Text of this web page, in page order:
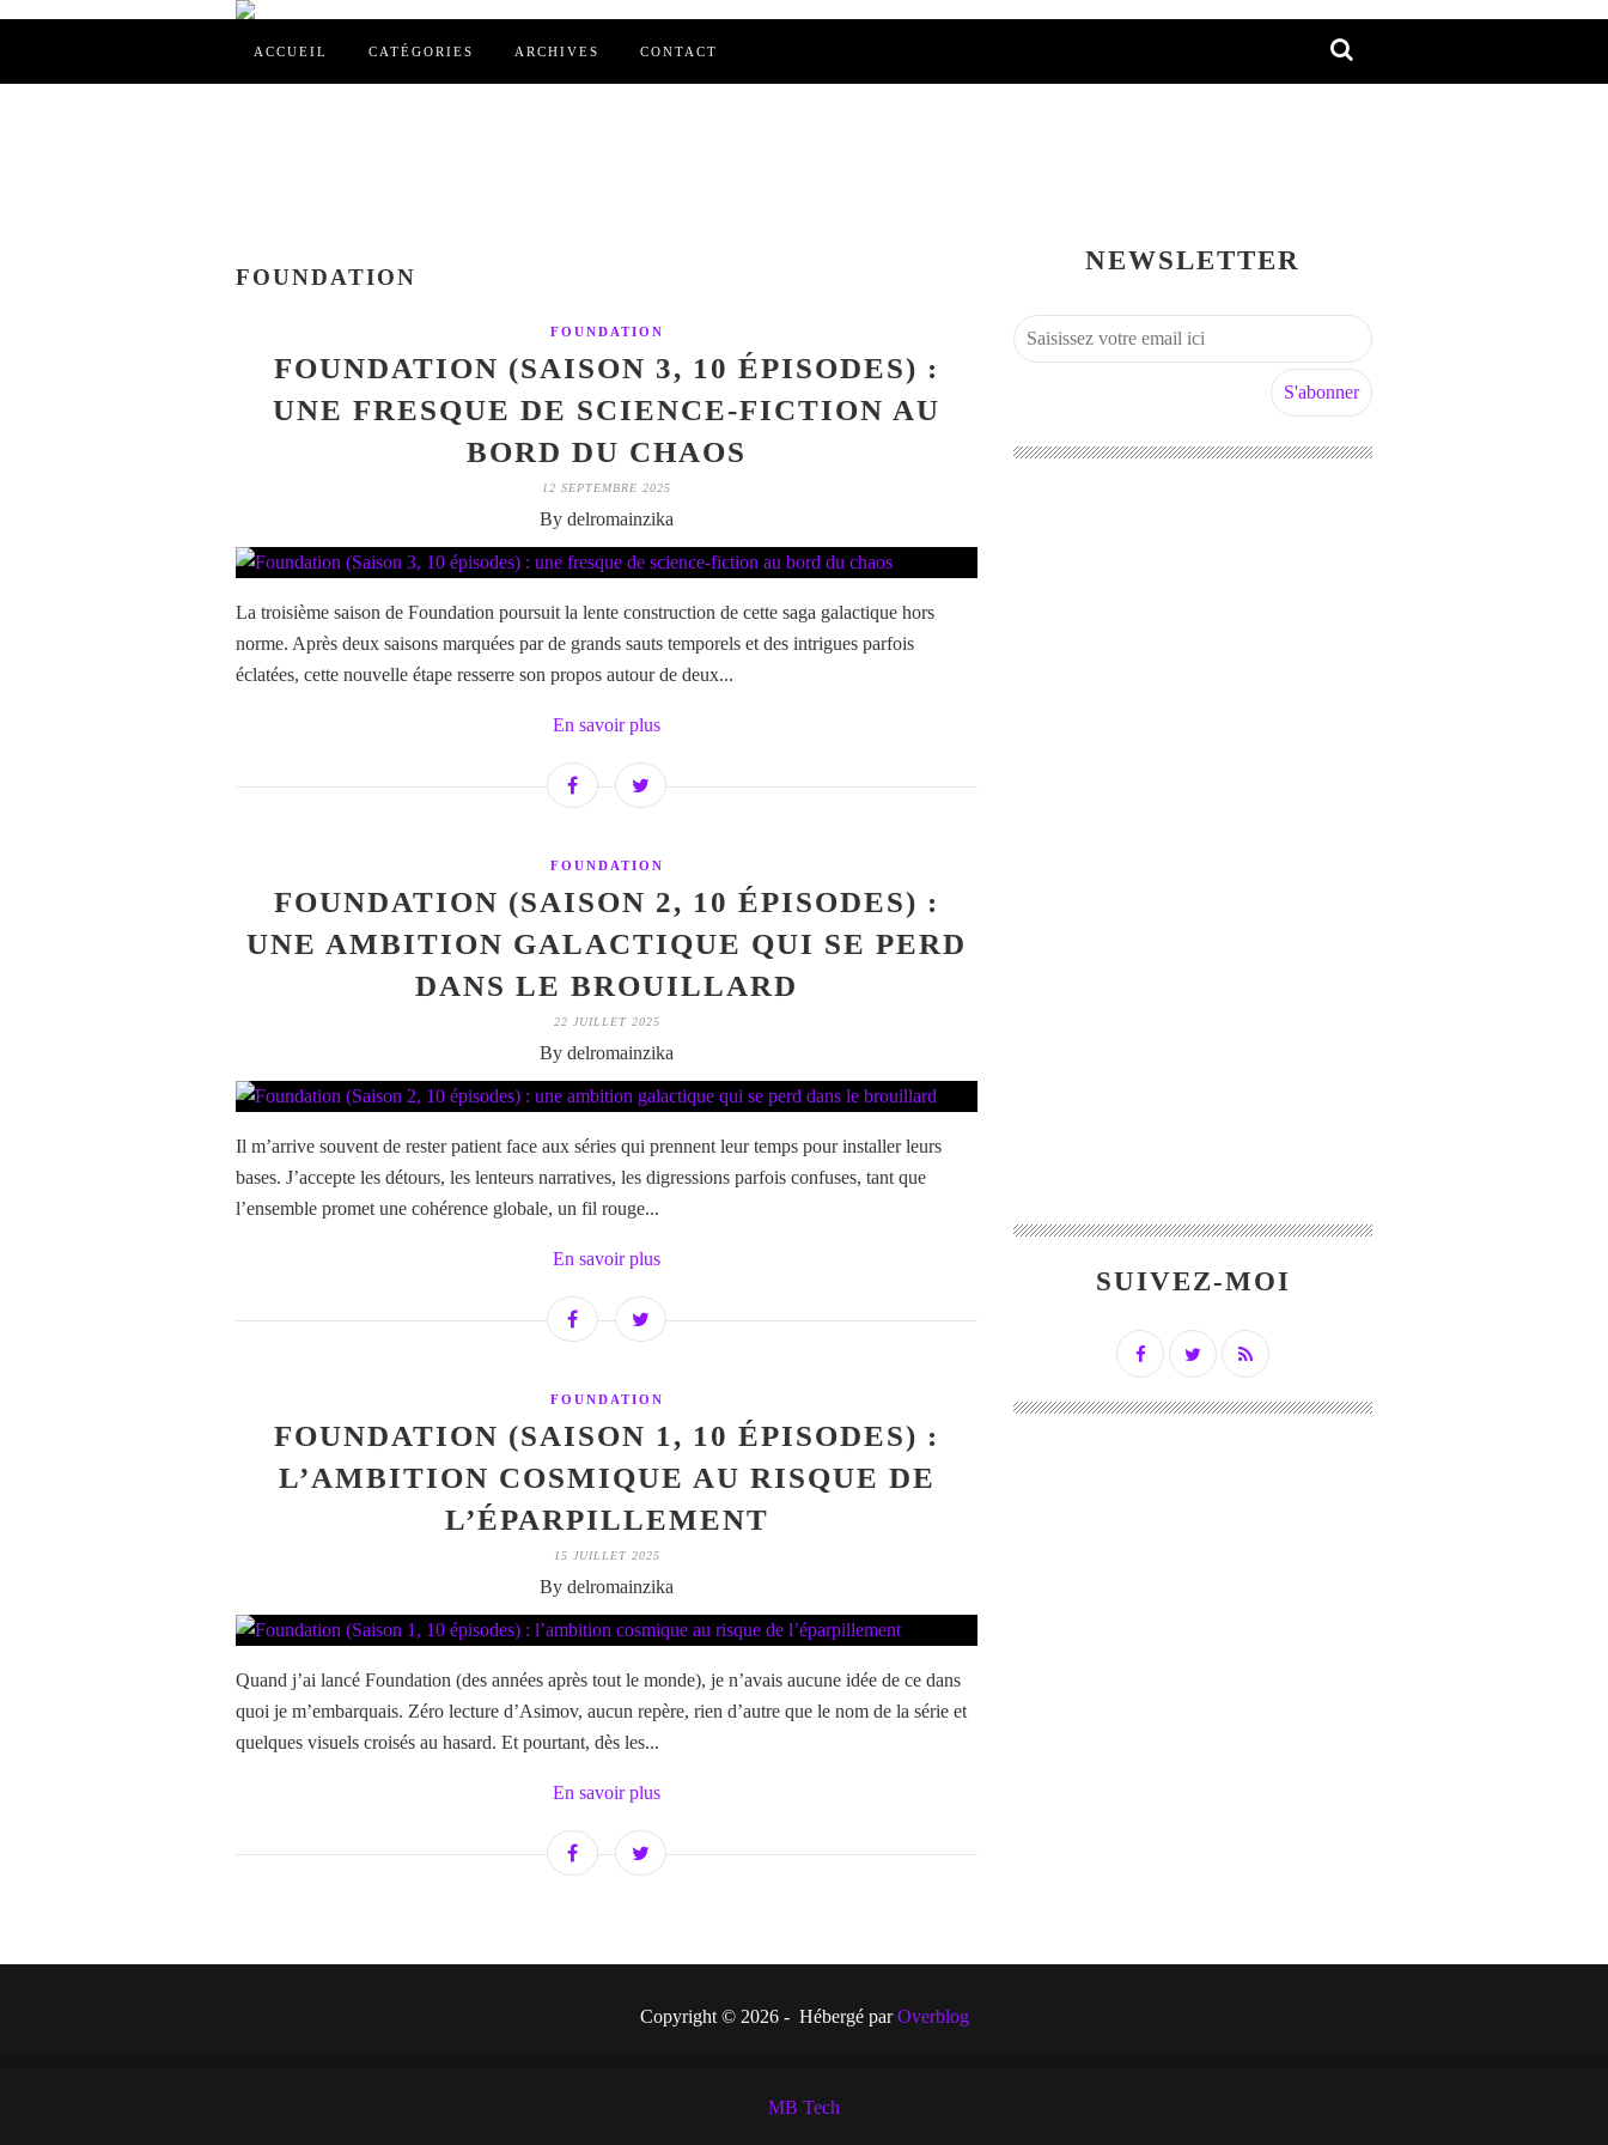
ACCUEIL CATÉGORIES ARCHIVES CONTACT
FOUNDATION
FOUNDATION
FOUNDATION (SAISON 3, 10 ÉPISODES) :
UNE FRESQUE DE SCIENCE-FICTION AU
BORD DU CHAOS
12 SEPTEMBRE 2025
By delromainzika
La troisième saison de Foundation poursuit la lente construction de cette saga galactique hors
norme. Après deux saisons marquées par de grands sauts temporels et des intrigues parfois
éclatées, cette nouvelle étape resserre son propos autour de deux...
En savoir plus
FOUNDATION
FOUNDATION (SAISON 2, 10 ÉPISODES) :
UNE AMBITION GALACTIQUE QUI SE PERD
DANS LE BROUILLARD
22 JUILLET 2025
By delromainzika
Il m’arrive souvent de rester patient face aux séries qui prennent leur temps pour installer leurs
bases. J’accepte les détours, les lenteurs narratives, les digressions parfois confuses, tant que
l’ensemble promet une cohérence globale, un fil rouge...
En savoir plus
FOUNDATION
FOUNDATION (SAISON 1, 10 ÉPISODES) :
L’AMBITION COSMIQUE AU RISQUE DE
L’ÉPARPILLEMENT
15 JUILLET 2025
By delromainzika
Quand j’ai lancé Foundation (des années après tout le monde), je n’avais aucune idée de ce dans
quoi je m’embarquais. Zéro lecture d’Asimov, aucun repère, rien d’autre que le nom de la série et
quelques visuels croisés au hasard. Et pourtant, dès les...
En savoir plus
NEWSLETTER
SUIVEZ-MOI
Copyright © 2026 - Hébergé parOverblog
MB Tech